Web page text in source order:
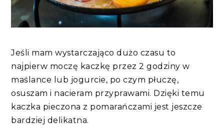
Jeśli mam wystarczająco dużo czasu to
najpierw moczę kaczkę przez 2 godziny w
maślance lub jogurcie, po czym płuczę,
osuszam i nacieram przyprawami. Dzięki temu
kaczka pieczona z pomarańczami jest jeszcze
bardziej delikatna.